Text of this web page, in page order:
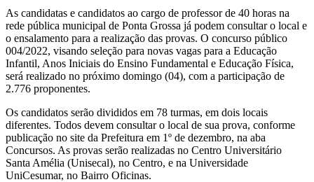
As candidatas e candidatos ao cargo de professor de 40 horas na
rede pública municipal de Ponta Grossa já podem consultar o local e
o ensalamento para a realização das provas. O concurso público
004/2022, visando seleção para novas vagas para a Educação
Infantil, Anos Iniciais do Ensino Fundamental e Educação Física,
será realizado no próximo domingo (04), com a participação de
2.776 proponentes.
Os candidatos serão divididos em 78 turmas, em dois locais
diferentes. Todos devem consultar o local de sua prova, conforme
publicação no site da Prefeitura em 1º de dezembro, na aba
Concursos. As provas serão realizadas no Centro Universitário
Santa Amélia (Unisecal), no Centro, e na Universidade
UniCesumar, no Bairro Oficinas.